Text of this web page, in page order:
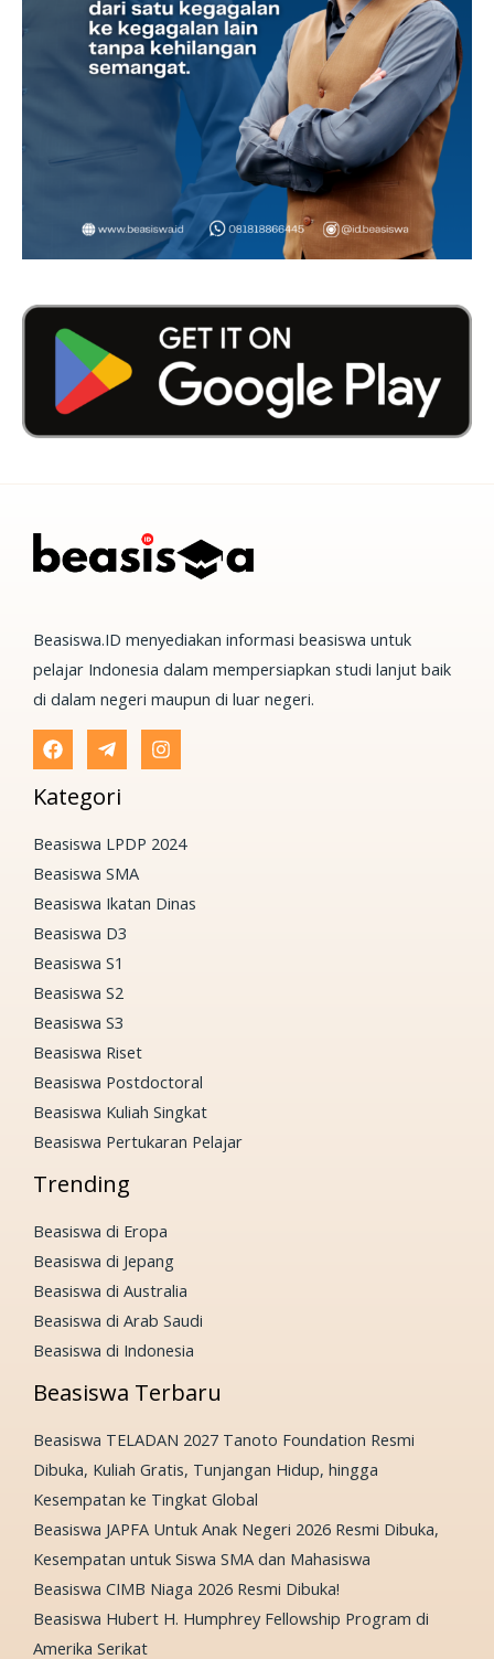
Beasiswa.ID menyediakan informasi beasiswa untuk
pelajar Indonesia dalam mempersiapkan studi lanjut baik
di dalam negeri maupun di luar negeri.
Kategori
Beasiswa LPDP 2024
Beasiswa SMA
Beasiswa Ikatan Dinas
Beasiswa D3
Beasiswa S1
Beasiswa S2
Beasiswa S3
Beasiswa Riset
Beasiswa Postdoctoral
Beasiswa Kuliah Singkat
Beasiswa Pertukaran Pelajar
Trending
Beasiswa di Eropa
Beasiswa di Jepang
Beasiswa di Australia
Beasiswa di Arab Saudi
Beasiswa di Indonesia
Beasiswa Terbaru
Beasiswa TELADAN 2027 Tanoto Foundation Resmi
Dibuka, Kuliah Gratis, Tunjangan Hidup, hingga
Kesempatan ke Tingkat Global
Beasiswa JAPFA Untuk Anak Negeri 2026 Resmi Dibuka,
Kesempatan untuk Siswa SMA dan Mahasiswa
Beasiswa CIMB Niaga 2026 Resmi Dibuka!
Beasiswa Hubert H. Humphrey Fellowship Program di
Amerika Serikat